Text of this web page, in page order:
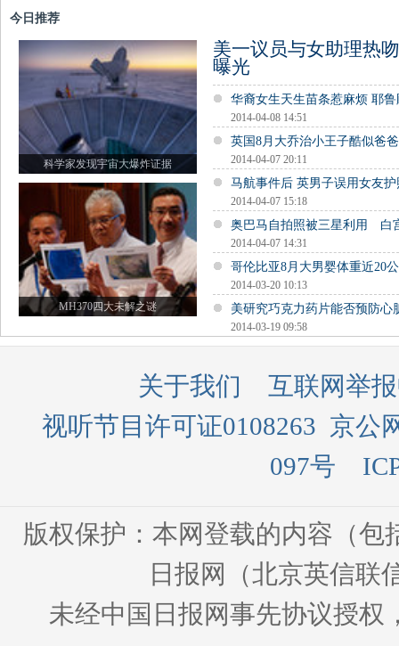
今日推荐
科学家发现宇宙大爆炸证据
MH370四大未解之谜
美一议员与女助理热
曝光
华裔女生天生苗条惹麻烦 耶
2014-04-08 14:51
英国8月大乔治小王子酷似爸
2014-04-07 20:11
马航事件后 英男子误用女友
2014-04-07 15:18
奥巴马自拍照被三星利用 白
2014-04-07 14:31
哥伦比亚8月大男婴体重近20
2014-03-20 10:13
美研究巧克力药片能否预防心
2014-03-19 09:58
关于我们
互联网举
视听节目许可证0108263 京公
097号
版权保护：本网登载的内容（
日报网（北京英信联
未经中国日报网事先协议授权